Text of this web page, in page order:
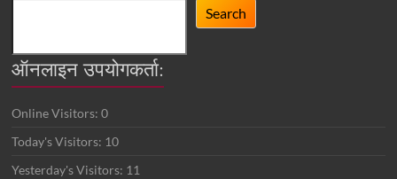
Search
ऑनलाइन उपयोगकर्ता:
Online Visitors:0
Today's Visitors: 10
Yesterday's Visitors: 11